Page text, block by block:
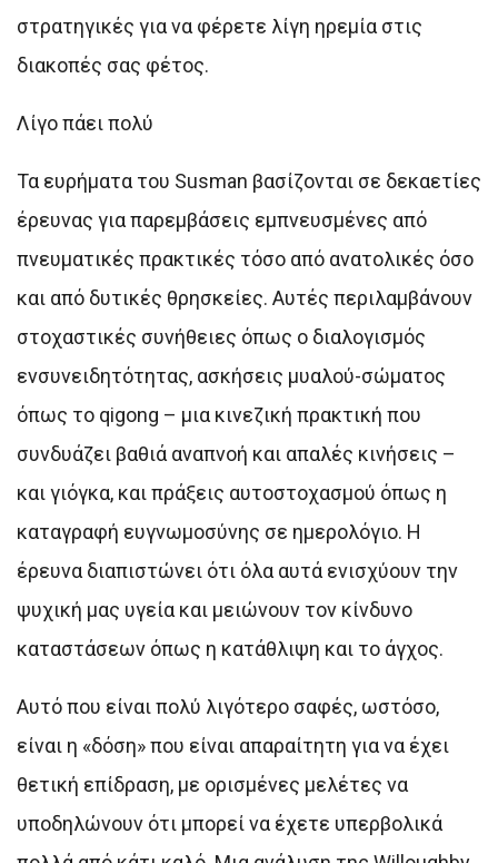
στρατηγικές για να φέρετε λίγη ηρεμία στις
διακοπές σας φέτος.
Λίγο πάει πολύ
Τα ευρήματα του Susman βασίζονται σε δεκαετίες
έρευνας για παρεμβάσεις εμπνευσμένες από
πνευματικές πρακτικές τόσο από ανατολικές όσο
και από δυτικές θρησκείες. Αυτές περιλαμβάνουν
στοχαστικές συνήθειες όπως ο διαλογισμός
ενσυνειδητότητας, ασκήσεις μυαλού-σώματος
όπως το qigong – μια κινεζική πρακτική που
συνδυάζει βαθιά αναπνοή και απαλές κινήσεις –
και γιόγκα, και πράξεις αυτοστοχασμού όπως η
καταγραφή ευγνωμοσύνης σε ημερολόγιο. Η
έρευνα διαπιστώνει ότι όλα αυτά ενισχύουν την
ψυχική μας υγεία και μειώνουν τον κίνδυνο
καταστάσεων όπως η κατάθλιψη και το άγχος.
Αυτό που είναι πολύ λιγότερο σαφές, ωστόσο,
είναι η «δόση» που είναι απαραίτητη για να έχει
θετική επίδραση, με ορισμένες μελέτες να
υποδηλώνουν ότι μπορεί να έχετε υπερβολικά